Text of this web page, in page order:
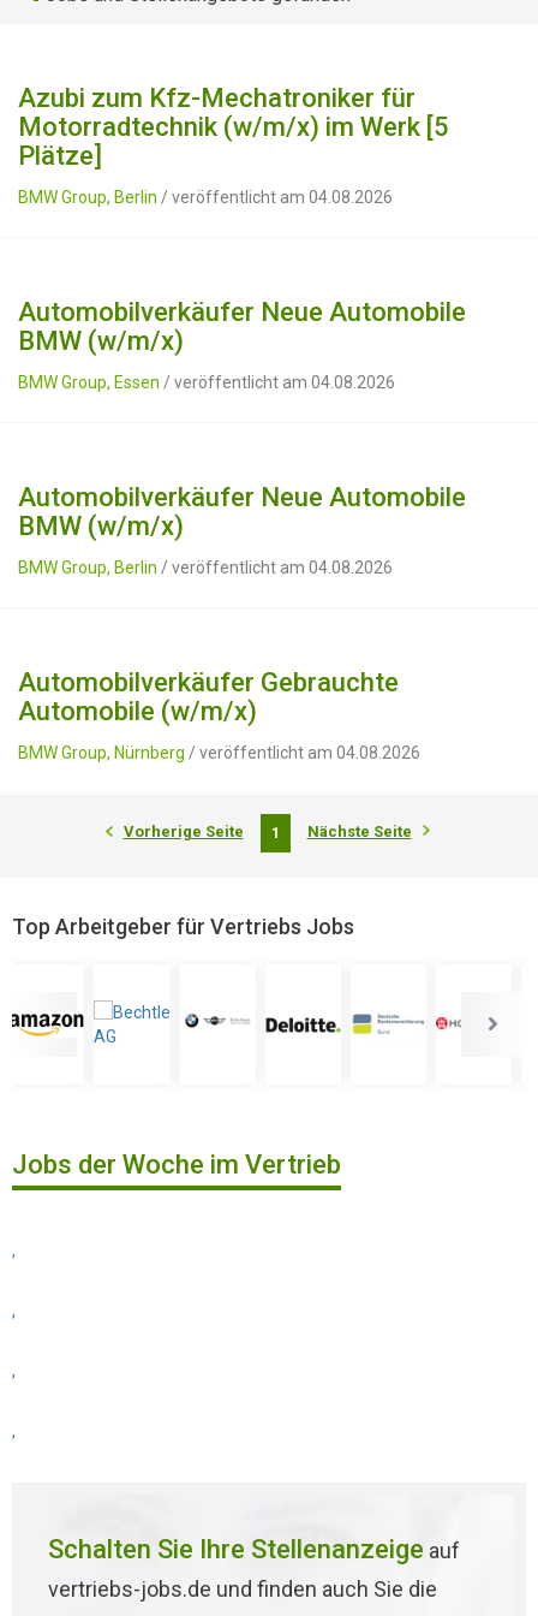
Azubi zum Kfz-Mechatroniker für
Motorradtechnik (w/m/x) im Werk [5
Plätze]
BMW Group, Berlin / veröffentlicht am 04.08.2026
Automobilverkäufer Neue Automobile
BMW (w/m/x)
BMW Group, Essen / veröffentlicht am 04.08.2026
Automobilverkäufer Neue Automobile
BMW (w/m/x)
BMW Group, Berlin / veröffentlicht am 04.08.2026
Automobilverkäufer Gebrauchte
Automobile (w/m/x)
BMW Group, Nürnberg / veröffentlicht am 04.08.2026
Vorherige Seite 1 Nächste Seite
Top Arbeitgeber für Vertriebs Jobs
Jobs der Woche im Vertrieb
,
,
,
,
Schalten Sie Ihre Stellenanzeige auf
vertriebs-jobs.de und finden auch Sie die